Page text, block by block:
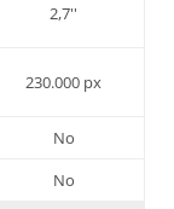
2,7''
230.000 px
No
No